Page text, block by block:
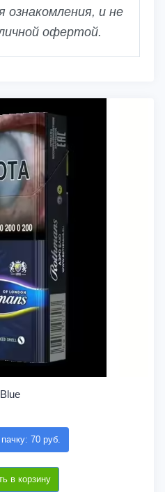
ознакомления, и не
офертой.
70 руб.
в корзину